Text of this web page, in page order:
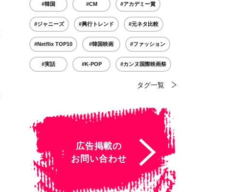
#韓国 #CM #アカデミー賞
#ジャニーズ #興行トレンド #元ネタ比較
#Netflix TOP10 #韓国映画 #ファッション
#実話 #K-POP #カンヌ国際映画祭
タグ一覧
広告掲載の
お問い合わせ